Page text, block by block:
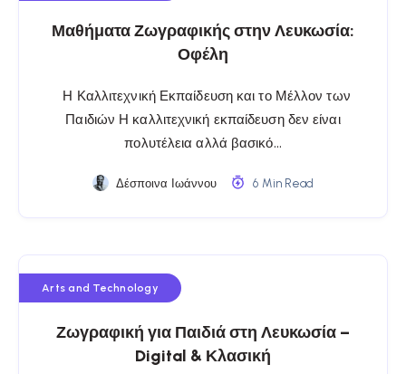
Μαθήματα Ζωγραφικής στην Λευκωσία:
Οφέλη
Η Καλλιτεχνική Εκπαίδευση και το Μέλλον των
Παιδιών Η καλλιτεχνική εκπαίδευση δεν είναι
πολυτέλεια αλλά βασικό…
Δέσποινα Ιωάννου 6 Min Read
Arts and Technology
Ζωγραφική για Παιδιά στη Λευκωσία –
Digital & Κλασική